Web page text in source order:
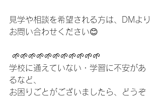
見学や相談を希望される方は、DMより
お問い合わせください😊
⁡ 🌱⁡🌱⁡🌱⁡🌱⁡🌱⁡🌱⁡🌱⁡🌱⁡🌱⁡🌱⁡🌱
学校に通えていない・学習に不安があ
るなど、
お困りごとがございましたら、どうぞ